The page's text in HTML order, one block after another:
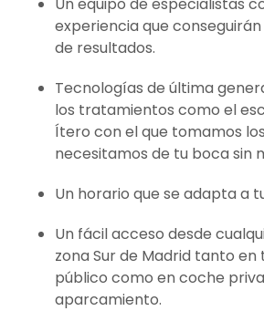
experiencia que
de resultados.
Tecnologías de última
los tratamientos como el
Ítero con el que tomamos
necesitamos de tu boca sin
Un horario que se adapta a
Un fácil acceso desde
zona Sur de Madrid tanto
público como en coche
aparcamiento.